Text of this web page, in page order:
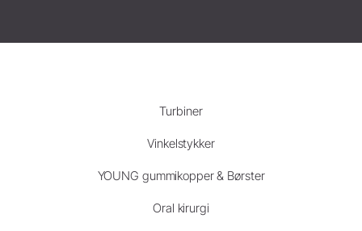
Turbiner
Vinkelstykker
YOUNG gummikopper & Børster
Oral kirurgi